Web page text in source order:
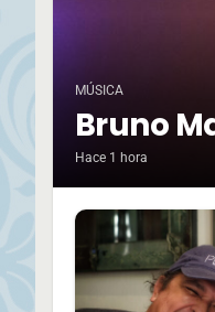
MÚSICA
Bruno
Hace 1 hora